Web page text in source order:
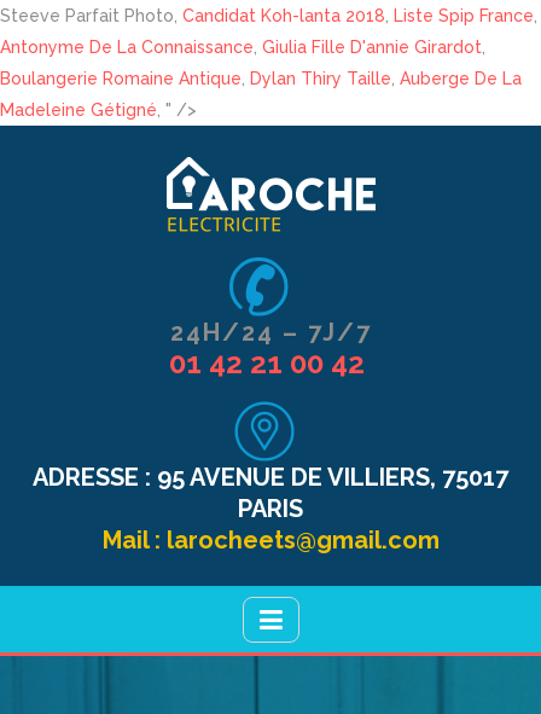
Steeve Parfait Photo, Candidat Koh-lanta 2018 Liste Spip France
Antonyme De La Connaissance Giulia Fille D'annie Girardot
Boulangerie Romaine Antique
Dylan Thiry Taille Auberge De La
Madeleine Gétigné , " />
24H/24 – 7J/7
01 42 21 00 42
ADRESSE : 95 AVENUE DE VILLIERS, 75017
PARIS
Mail : larocheets@gmail.com